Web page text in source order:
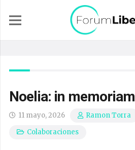
Noelia: in memoriam
11 mayo, 2026
Ramon Torra
Colaboraciones